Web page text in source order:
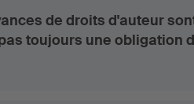
de droits d'auteur
toujours une obligation